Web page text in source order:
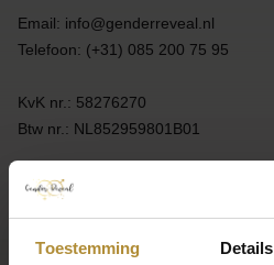
Toestemming Details
Email: info@genderreveal.nl
Telefoon: (+31) 085 200 75 95
KvK nr.: 58276270
Btw nr.: NL852959801B01